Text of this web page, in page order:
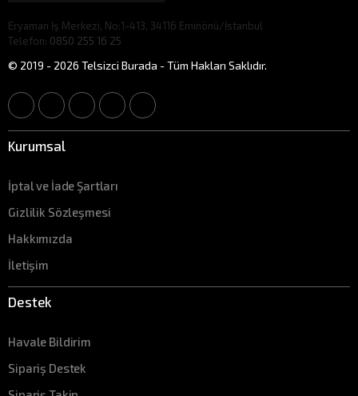
Eryaman İş Merkezi, No:1-413, 34116 Eminönü/İstanbul
Telefon: 0850 255 16 25
© 2019 - 2026 Telsizci Burada - Tüm Hakları Saklıdır.
Kurumsal
İptal ve İade Şartları
Gizlilik Sözleşmesi
Hakkımızda
İletişim
Destek
Havale Bildirim
Sipariş Destek